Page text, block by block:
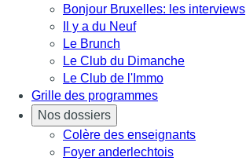
Bonjour Bruxelles: les interviews
Il y a du Neuf
Le Brunch
Le Club du Dimanche
Le Club de l'Immo
Grille des programmes
Nos dossiers
Colère des enseignants
Foyer anderlechtois